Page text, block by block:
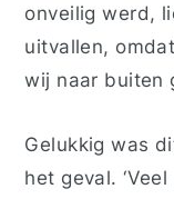
onveilig werd,
uitvallen,
wij naar buiten
Gelukkig was
het geval.